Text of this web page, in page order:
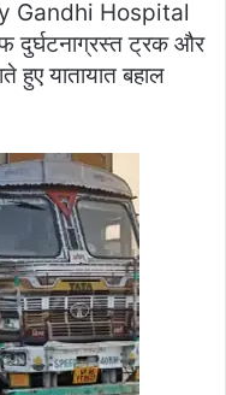
Gandhi Hospital
दुर्घटनाग्रस्त ट्रक और
हुए यातायात बहाल